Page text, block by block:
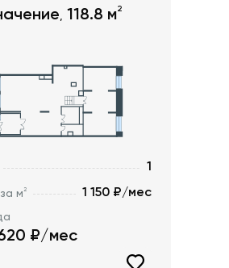
, 118.8 м2
1
м2 1 150 ₽/мес
₽/мес